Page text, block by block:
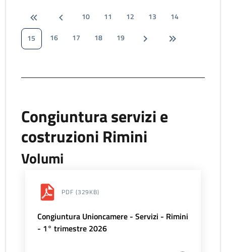
10 11 12 13
14
15
16 17 18 19
Congiuntura servizi e
costruzioni Rimini
Volumi
PDF (329KB)
Congiuntura Unioncamere - Servizi - Rimini
- 1° trimestre 2026